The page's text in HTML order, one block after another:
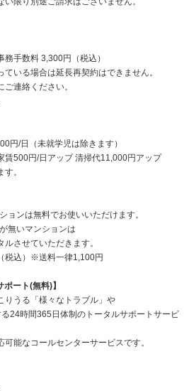
手数料 3,300円（税込）
いる場合は延長再契約はできません。
連絡ください。
円/日（未就学児は除きます）
賃500円/日アップ 清掃代11,000円アップ
。
ョンは無料でお使いいただけます。
無いマンションは
させていただきます。
税込）※送料一律1,100円
ート(無料)】
りうる「様々なトラブル」や
る24時間365日体制のトータルサポートサービ
能なコールセンターサービスです。